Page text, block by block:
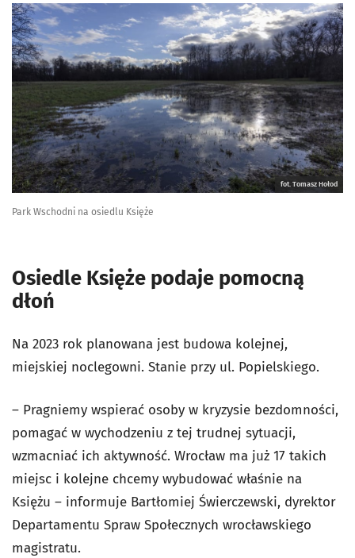
fot. Tomasz Hołod
Park Wschodni na osiedlu Księże
Osiedle Księże podaje pomocną
dłoń
Na 2023 rok planowana jest budowa kolejnej,
miejskiej noclegowni. Stanie przy ul. Popielskiego.
– Pragniemy wspierać osoby w kryzysie bezdomności,
pomagać w wychodzeniu z tej trudnej sytuacji,
wzmacniać ich aktywność. Wrocław ma już 17 takich
miejsc i kolejne chcemy wybudować właśnie na
Księżu – informuje Bartłomiej Świerczewski, dyrektor
Departamentu Spraw Społecznych wrocławskiego
magistratu.